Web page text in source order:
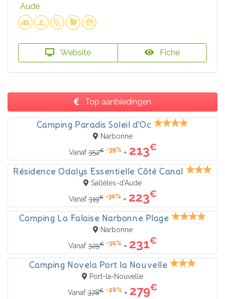
Aude
Website Fiche
Top aanbiedingen
Camping Paradis Soleil d'Oc
Narbonne
Vanaf352€ -39% = 213€
Résidence Odalys Essentielle Côté Canal
Sallèles-d'Aude
Vanaf319€ -30% = 223€
Camping La Falaise Narbonne Plage
Narbonne
Vanaf329€ -30% = 231€
Camping Novela Port la Nouvelle
Port-la-Nouvelle
Vanaf378€ -26% = 279€